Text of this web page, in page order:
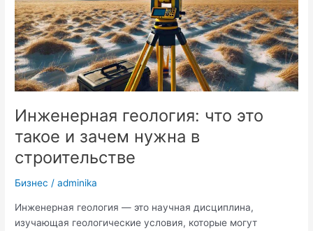
доставки
Инженерная геология: что это
такое и зачем нужна в
строительстве
Бизнес /adminika
Инженерная геология — это научная дисциплина,
изучающая геологические условия, которые могут